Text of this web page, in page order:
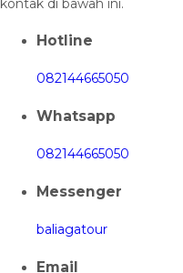
Hotline
082144665050
Whatsapp
082144665050
Messenger
baliagatour
Email